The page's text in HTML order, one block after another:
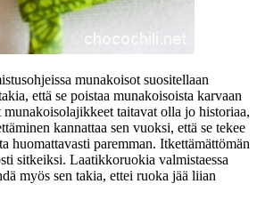
munakoisot suositellaan
että se poistaa munakoisoista karvaan
taitavat olla jo historiaa,
kannattaa sen vuoksi, että se tekee
huomattavasti paremman. Itkettämättömän
sitkeiksi. Laatikkoruokia valmistaessa
myös sen takia, ettei ruoka jää liian